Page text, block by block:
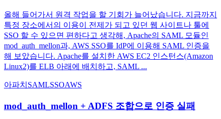
올해 들어가서 원격 작업을 할 기회가 늘어났습니다. 지금까지
특정 장소에서의 이용이 전제가 되고 있던 웹 사이트나 툴에
SSO 할 수 있으면 편하다고 생각해, Apache의 SAML 모듈인
mod_auth_mellon과, AWS SSO를 IdP에 이용해 SAML 인증을
해 보았습니다. Apache를 설치한 AWS EC2 인스턴스(Amazon
Linux2)를 ELB 아래에 배치하고, SAML ...
아파치 SAMLSSOAWS
mod_auth_mellon + ADFS 조합으로 인증 실패